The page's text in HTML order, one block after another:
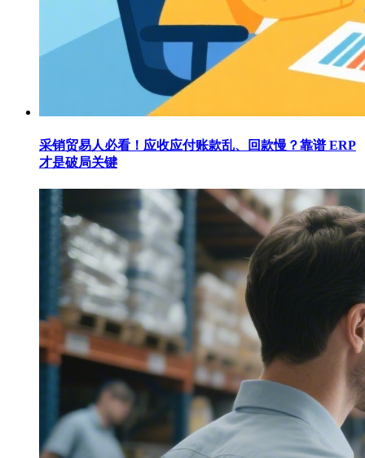
采销贸易人必看！应收应付账款乱、回款慢？靠谱 ERP
才是破局关键